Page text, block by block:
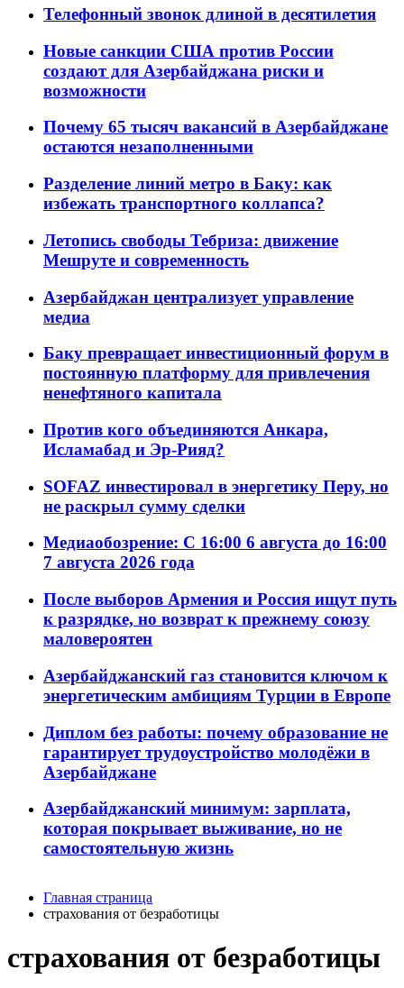
Телефонный звонок длиной в десятилетия
Новые санкции США против России
создают для Азербайджана риски и
возможности
Почему 65 тысяч вакансий в Азербайджане
остаются незаполненными
Разделение линий метро в Баку: как
избежать транспортного коллапса?
Летопись свободы Тебриза: движение
Мешруте и современность
Азербайджан централизует управление
медиа
Баку превращает инвестиционный форум в
постоянную платформу для привлечения
ненефтяного капитала
Против кого объединяются Анкара,
Исламабад и Эр-Рияд?
SOFAZ инвестировал в энергетику Перу, но
не раскрыл сумму сделки
Медиаобозрение: С 16:00 6 августа до 16:00
7 августа 2026 года
После выборов Армения и Россия ищут путь
к разрядке, но возврат к прежнему союзу
маловероятен
Азербайджанский газ становится ключом к
энергетическим амбициям Турции в Европе
Диплом без работы: почему образование не
гарантирует трудоустройство молодёжи в
Азербайджане
Азербайджанский минимум: зарплата,
которая покрывает выживание, но не
самостоятельную жизнь
Главная страница
страхования от безработицы
страхования от безработицы